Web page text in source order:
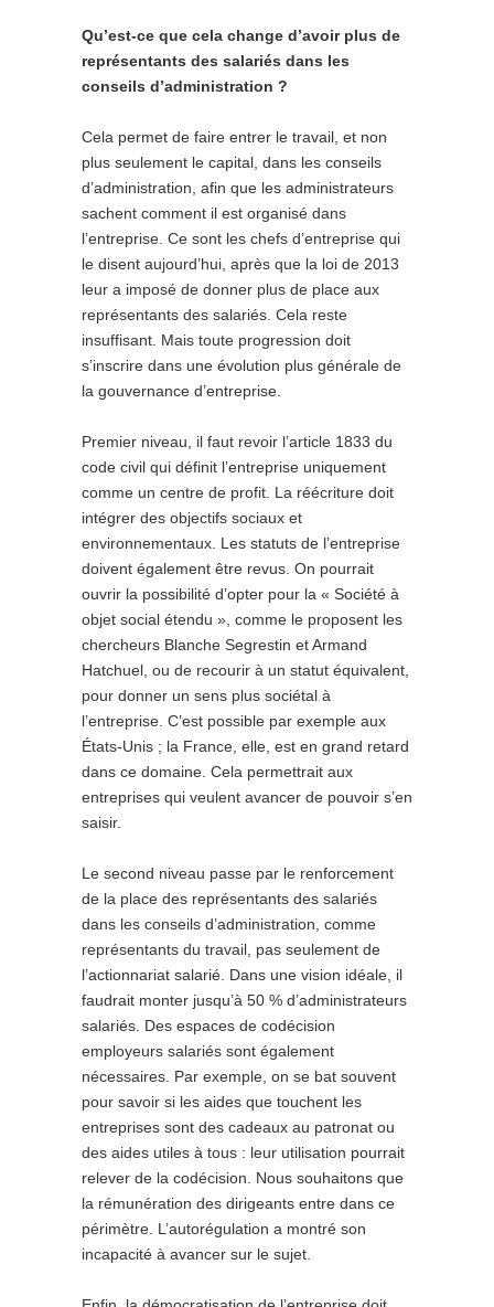
Qu’est-ce que cela change d’avoir plus de
représentants des salariés dans les
conseils d’administration ?
Cela permet de faire entrer le travail, et non
plus seulement le capital, dans les conseils
d’administration, afin que les administrateurs
sachent comment il est organisé dans
l’entreprise. Ce sont les chefs d’entreprise qui
le disent aujourd’hui, après que la loi de 2013
leur a imposé de donner plus de place aux
représentants des salariés. Cela reste
insuffisant. Mais toute progression doit
s’inscrire dans une évolution plus générale de
la gouvernance d’entreprise.
Premier niveau, il faut revoir l’article 1833 du
code civil qui définit l’entreprise uniquement
comme un centre de profit. La réécriture doit
intégrer des objectifs sociaux et
environnementaux. Les statuts de l’entreprise
doivent également être revus. On pourrait
ouvrir la possibilité d’opter pour la « Société à
objet social étendu », comme le proposent les
chercheurs Blanche Segrestin et Armand
Hatchuel, ou de recourir à un statut équivalent,
pour donner un sens plus sociétal à
l’entreprise. C’est possible par exemple aux
États-Unis ; la France, elle, est en grand retard
dans ce domaine. Cela permettrait aux
entreprises qui veulent avancer de pouvoir s’en
saisir.
Le second niveau passe par le renforcement
de la place des représentants des salariés
dans les conseils d’administration, comme
représentants du travail, pas seulement de
l’actionnariat salarié. Dans une vision idéale, il
faudrait monter jusqu’à 50 % d’administrateurs
salariés. Des espaces de codécision
employeurs salariés sont également
nécessaires. Par exemple, on se bat souvent
pour savoir si les aides que touchent les
entreprises sont des cadeaux au patronat ou
des aides utiles à tous : leur utilisation pourrait
relever de la codécision. Nous souhaitons que
la rémunération des dirigeants entre dans ce
périmètre. L’autorégulation a montré son
incapacité à avancer sur le sujet.